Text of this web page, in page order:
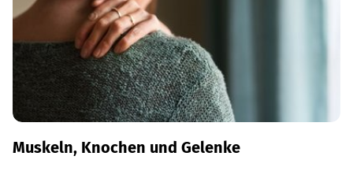
Muskeln, Knochen und Gelenke